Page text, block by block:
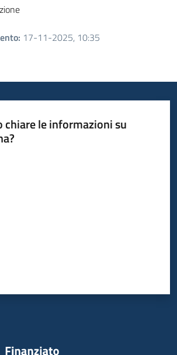
: 17-11-2025, 10:35
chiare le informazioni su